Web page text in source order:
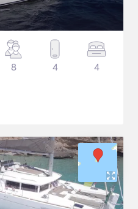
8 4 4